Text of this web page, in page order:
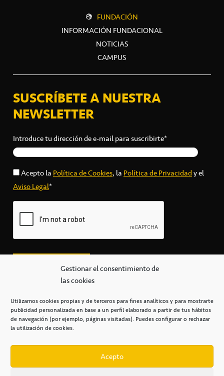
Gestionar el consentimiento de
las cookies
Utilizamos cookies propias y de terceros para fines analíticos y para mostrarte
publicidad personalizada en base a un perfil elaborado a partir de tus hábitos
de navegación (por ejemplo, páginas visitadas). Puedes configurar o rechazar
la utilización de cookies.
Acepto
FUNDACIÓN
INFORMACIÓN FUNDACIONAL
NOTICIAS
CAMPUS
SUSCRÍBETE A NUESTRA
NEWSLETTER
Introduce tu dirección de e-mail para suscribirte*
Acepto laPolítica de Cookies, laPolítica de Privacidady el
Aviso Legal*
secretaria@cbcanarias.es
+34 922 253 684
Casa del Deporte / 38108 – La Laguna